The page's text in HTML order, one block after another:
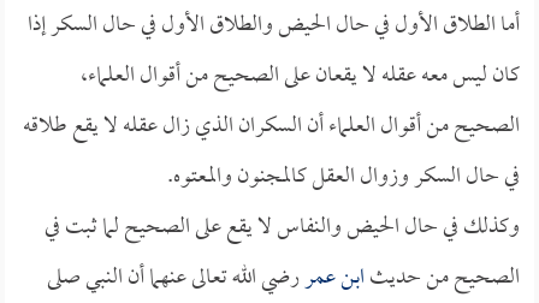
أما الطلاق الأول في حال الحيض والطلاق الأول في حال السكر إذا
كان ليس معه عقله لا يقعان على الصحيح من أقوال العلماء،
الصحيح من أقوال العلماء أن السكران الذي زال عقله لا يقع طلاقه
في حال السكر وزوال العقل كالمجنون والمعتوه.
وكذلك في حال الحيض والنفاس لا يقع على الصحيح لما ثبت في
الصحيح من حديثابن عمررضي الله تعالى عنهما أن النبي صلى